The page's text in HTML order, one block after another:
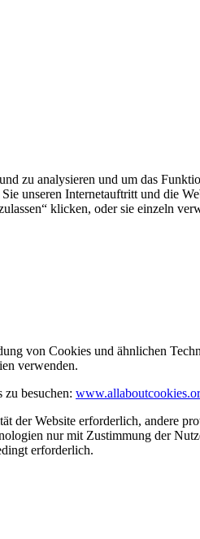
zu analysieren und um das
unseren Internetauftritt und die
klicken, oder sie einzeln
von Cookies und ähnlichen
verwenden.
besuchen:
der Website erforderlich, andere
nur mit Zustimmung der
erforderlich.